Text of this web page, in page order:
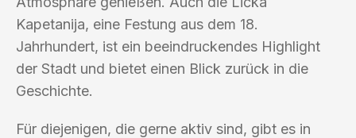
Kapetanija, eine Festung aus dem 18.
Jahrhundert, ist ein beeindruckendes Highlight
der Stadt und bietet einen Blick zurück in die
Geschichte.
Für diejenigen, die gerne aktiv sind, gibt es in